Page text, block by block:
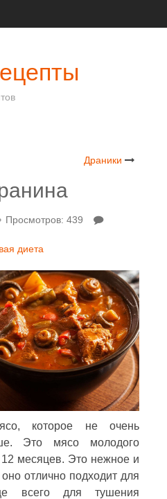
Драники
Просмотров: 439
диета
которое не очень
Это мясо молодого
месяцев. Это нежное и
отлично подходит для
всего для тушения